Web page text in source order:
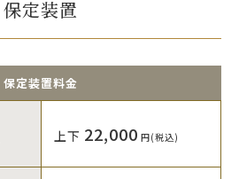
保定装置
保定装置料金
上下 22,000 円(税込)